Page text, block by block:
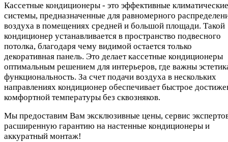
Кассетные кондиционеры - это эффективные климатические
системы, предназначенные для равномерного
воздуха в помещениях средней и большой площади. Такой
кондиционер устанавливается в пространство подвесного
потолка, благодаря чему видимой остается только
декоративная панель. Это делает кассетные кондиционеры
оптимальным решением для интерьеров, где важны
функциональность. За счет подачи воздуха в нескольких
направлениях кондиционер обеспечивает быстрое
комфортной температуры без сквозняков.
Мы предоставим Вам эксклюзивные цены, сервис
расширенную гарантию на настенные кондиционеры и
аккуратный монтаж!